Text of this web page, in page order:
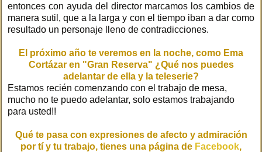
entonces con ayuda del director marcamos los cambios de
manera sutil, que a la larga y con el tiempo iban a dar como
resultado un personaje lleno de contradicciones.
El próximo año te veremos en la noche, como Ema
Cortázar en "Gran Reserva" ¿Qué nos puedes
adelantar de ella y la teleserie?
Estamos recién comenzando con el trabajo de mesa,
mucho no te puedo adelantar, solo estamos trabajando
para usted!!
Qué te pasa con expresiones de afecto y admiración
por tí y tu trabajo, tienes una página de Facebook,